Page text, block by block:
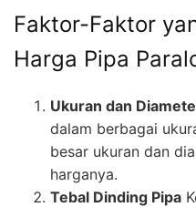
Faktor-Faktor
Harga Pipa
Ukuran dan
dalam berbagai
besar ukuran dan
harganya.
Tebal Dinding Pipa